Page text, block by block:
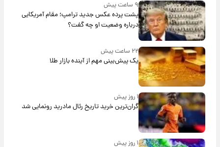
۹ ساعت پیش
پشت پرده عکس جدید ترامپ؛ مقام آمریکایی
درباره وضعیت او چه گفت؟
۲۲ ساعت پیش
یک پیش‌بینی مهم از آینده بازار طلا
۱ روز پیش
گران‌ترین خرید تاریخ رئال مادرید رونمایی شد
۱ روز پیش